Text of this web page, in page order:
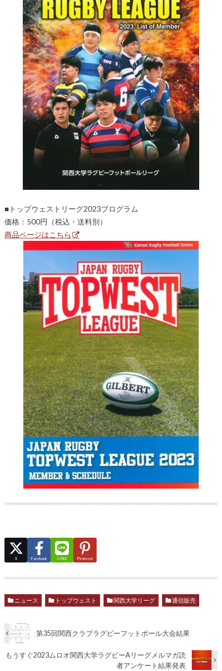
■トップウェストリーグ2023プログラム
価格：500円（税込・送料別）
商品ページはこちら
X Facebook LINE Pinterest
ニュース トップウェスト 関西大学リーグ 通信販売
第35回関西クラブラグビーフットボール大会結果
もうすぐ2023ムロオ関西大学ラグビーAリーグメルマガ読
者アンケート結果発表